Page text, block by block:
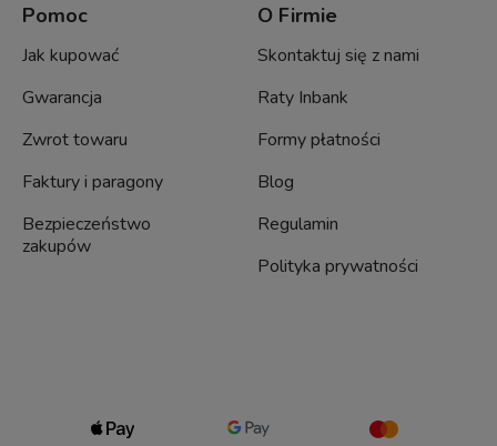
Pomoc
Jak kupować
Gwarancja
Zwrot towaru
Faktury i paragony
Bezpieczeństwo
zakupów
O Firmie
Skontaktuj się z nami
Raty Inbank
Formy płatności
Blog
Regulamin
Polityka prywatności